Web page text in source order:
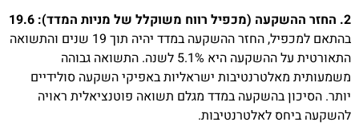
2. החזר ההשקעה (מכפיל רווח משוקלל של מניות המדד): 19.6
בהתאם למכפיל, החזר ההשקעה במדד יהיה תוך 19 שנים והתשואה
התאורטית על ההשקעה היא 5.1% לשנה. התשואה גבוהה
משמעותית מאלטרנטיבות ישראליות באפיקי השקעה סולידיים
יותר. הסיכון בהשקעה במדד מגלם תשואה פוטנציאלית ראויה
להשקעה ביחס לאלטרנטיבות.